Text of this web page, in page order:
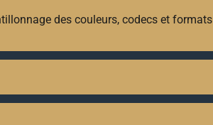
des couleurs, codecs et formats